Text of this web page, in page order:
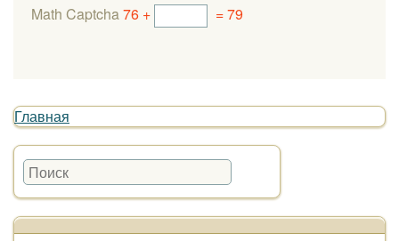
Math Captcha76 + = 79
Главная